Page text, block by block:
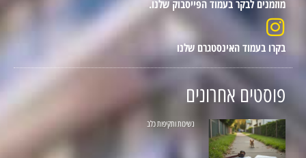
מוזמנים לבקר בעמוד הפייסבוק שלנו.
בקרו בעמוד האינסטגרם שלנו
פוסטים אחרונים
נשיכות ותקיפות כלב